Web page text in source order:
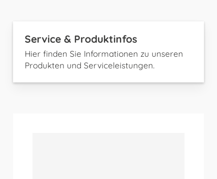
Service & Produktinfos
Hier finden Sie Informationen zu unseren
Produkten und Serviceleistungen.